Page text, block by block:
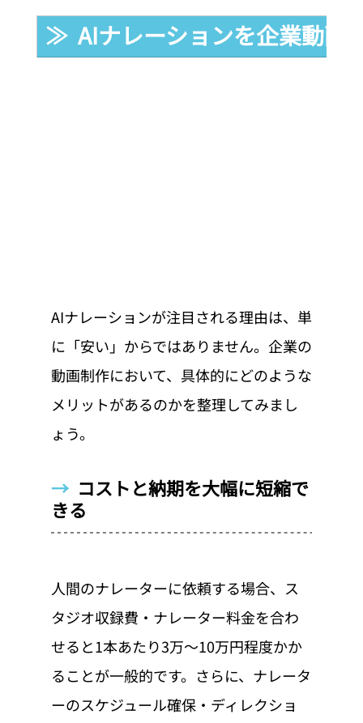
≫  AIナレーションを企業動画
AIナレーションが注目される理由は、単
に「安い」からではありません。企業の
動画制作において、具体的にどのような
メリットがあるのかを整理してみまし
ょう。
→ コストと納期を大幅に短縮で
きる
人間のナレーターに依頼する場合、ス
タジオ収録費・ナレーター料金を合わ
せると1本あたり3万〜10万円程度かか
ることが一般的です。さらに、ナレータ
ーのスケジュール確保・ディレクショ